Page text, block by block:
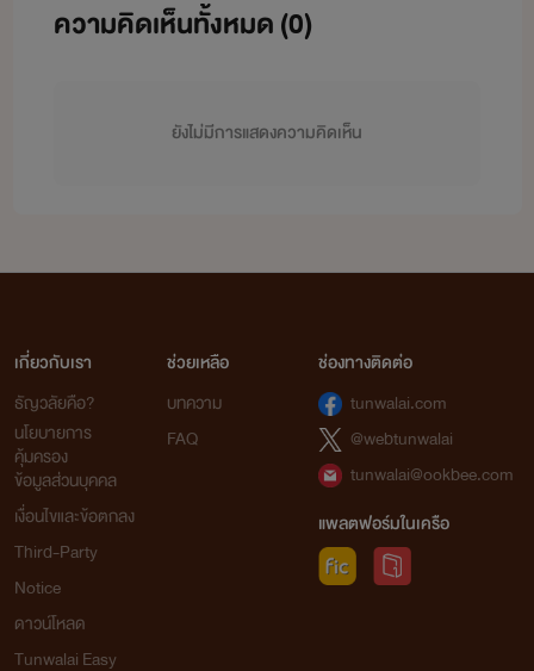
ความคิดเห็นทั้งหมด (0)
ยังไม่มีการแสดงความคิดเห็น
เกี่ยวกับเรา
ธัญวลัยคือ?
นโยบายการ
คุ้มครอง
ข้อมูลส่วนบุคคล
เงื่อนไขและข้อตกลง
Third-Party
Notice
ดาวน์โหลด
Tunwalai Easy
ช่วยเหลือ
บทความ
FAQ
ช่องทางติดต่อ
tunwalai.com
@webtunwalai
tunwalai@ookbee.com
แพลตฟอร์มในเครือ